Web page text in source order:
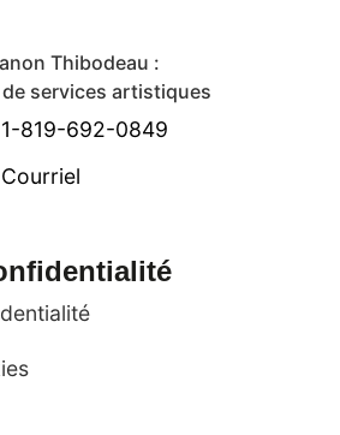
Thibodeau :
services artistiques
1-819-692-0849
Courriel